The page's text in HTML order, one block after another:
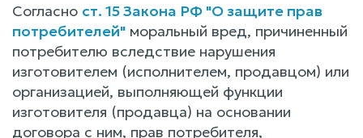
Согласно ст. 15 Закона РФ "О защите прав
потребителей" моральный вред, причиненный
потребителю вследствие нарушения
изготовителем (исполнителем, продавцом) или
организацией, выполняющей функции
изготовителя (продавца) на основании
договора с ним, прав потребителя,